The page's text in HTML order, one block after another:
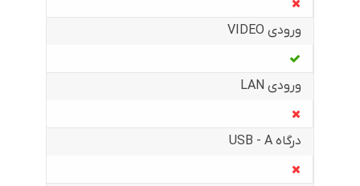
ورودی VIDEO
ورودی LAN
درگاه USB - A